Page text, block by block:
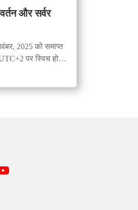
और सर्वर
2025 को समाप्त
पर स्विच हो
UTC+2